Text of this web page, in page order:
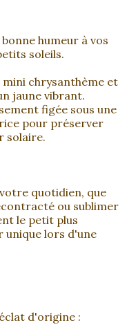
humeur à vos
soleils.
mini chrysanthème et
jaune vibrant.
figée sous une
pour préserver
solaire.
quotidien, que
ou sublimer
le petit plus
unique lors d'une
d'origine :